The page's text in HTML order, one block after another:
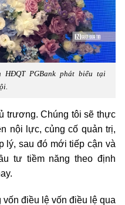
PGBank phát biểu tại
trương. Chúng tôi sẽ thực
nội lực, củng cố quản trị,
lý, sau đó mới tiếp cận và
tư tiềm năng theo định
điều lệ vốn điều lệ qua